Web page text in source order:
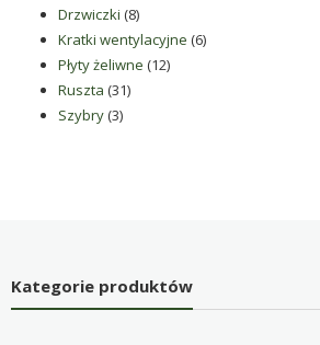
Drzwiczki 88
produktów
Kratki wentylacyjne 66
Płyty żeliwne 1212
Ruszta 3131
Szybry 33
Kategorie produktów